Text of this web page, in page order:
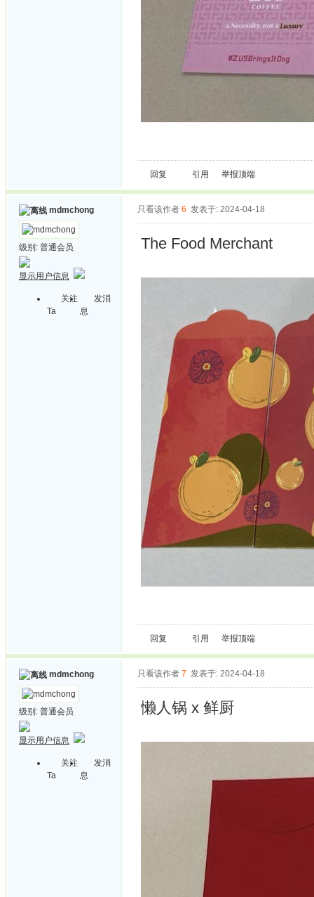
回复 引用 举报顶端
mdmchong
级别: 普通会员
显示用户信息
关注
Ta
发消
息
只看该作者 6 发表于: 2024-04-18
The Food Merchant
回复 引用 举报顶端
mdmchong
级别: 普通会员
显示用户信息
关注
Ta
发消
息
只看该作者 7 发表于: 2024-04-18
懒人锅 x 鲜厨